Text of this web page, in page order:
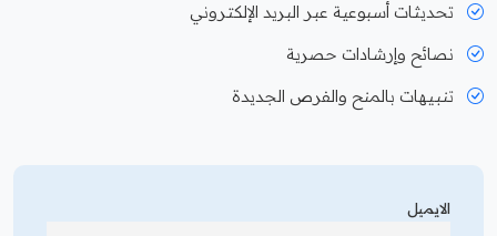
تحديثات أسبوعية عبر البريد الإلكتروني
نصائح وإرشادات حصرية
تنبيهات بالمنح والفرص الجديدة
الايميل